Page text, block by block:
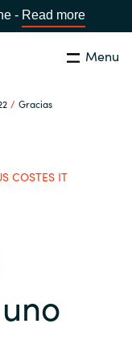
- Read more
Menu
Gracias
cerrar
COSTES IT